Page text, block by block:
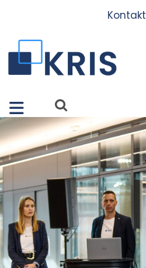
Close X
Merkmale
Lösungen
Apps
Services
Referenzen
Über uns
FAQ
News
Kontakt